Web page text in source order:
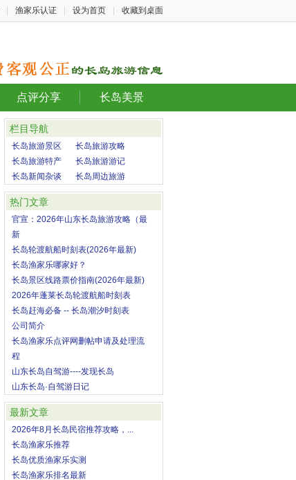
渔家乐认证 设为首页 收藏到桌面
点评分享 长岛美景
栏目导航
长岛旅游景区
长岛旅游攻略
长岛旅游特产
长岛旅游游记
长岛新闻杂谈
长岛周边旅游
热门文章
官宣：2026年山东长岛旅游攻略（最
新
长岛轮渡航船时刻表(2026年最新)
长岛渔家乐哪家好？
长岛景区线路票价指南(2026年最新)
2026年蓬莱长岛轮渡航船时刻表
长岛赶海必备 -- 长岛潮汐时刻表
公司简介
长岛渔家乐点评网删帖申请及处理流
程
山东长岛自驾游----发现长岛
山东长岛·自驾游日记
最新文章
2026年8月长岛民宿推荐攻略，...
长岛渔家乐推荐
长岛优质渔家乐实测
长岛渔家乐排名最新